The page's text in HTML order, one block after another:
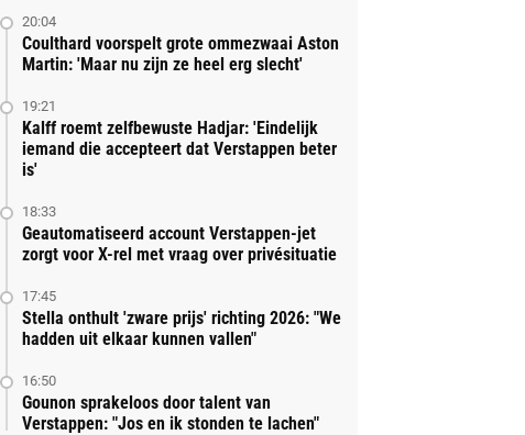
20:04
Coulthard voorspelt grote ommezwaai Aston
Martin: 'Maar nu zijn ze heel erg slecht'
19:21
Kalff roemt zelfbewuste Hadjar: 'Eindelijk
iemand die accepteert dat Verstappen beter
is'
18:33
Geautomatiseerd account Verstappen-jet
zorgt voor X-rel met vraag over privésituatie
17:45
Stella onthult 'zware prijs' richting 2026: "We
hadden uit elkaar kunnen vallen"
16:50
Gounon sprakeloos door talent van
Verstappen: "Jos en ik stonden te lachen"